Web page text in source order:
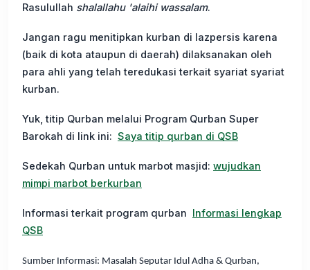
Rasulullah shalallahu 'alaihi wassalam.
Jangan ragu menitipkan kurban di lazpersis karena
(baik di kota ataupun di daerah) dilaksanakan oleh
para ahli yang telah teredukasi terkait syariat syariat
kurban.
Yuk, titip Qurban melalui Program Qurban Super
Barokah di link ini: Saya titip qurban di QSB
Sedekah Qurban untuk marbot masjid: wujudkan
mimpi marbot berkurban
Informasi terkait program qurban
Informasi lengkap
QSB
Sumber Informasi: Masalah Seputar Idul Adha & Qurban,